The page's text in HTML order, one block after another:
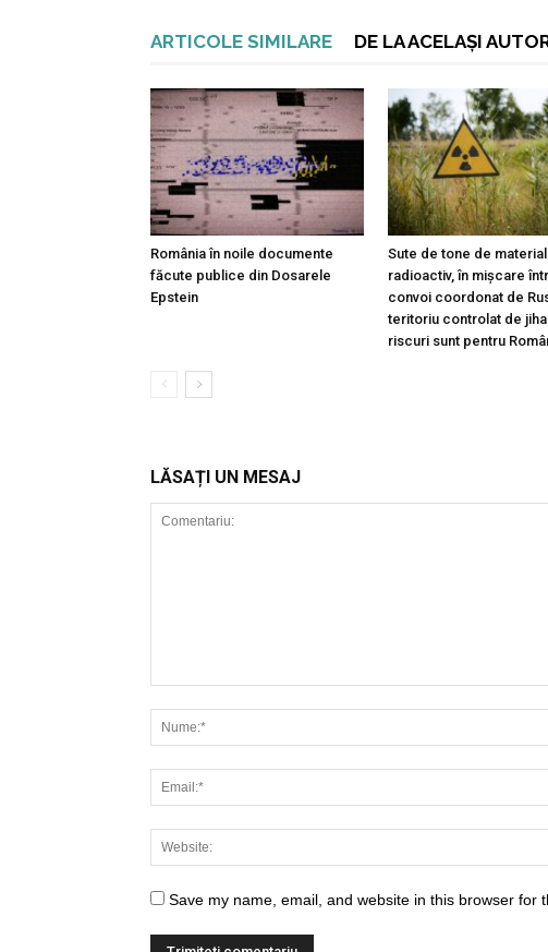
ARTICOLE SIMILARE DE LA ACELAȘI
România în noile documente
făcute publice din Dosarele
Epstein
Sute de tone de material
radioactiv, în mișcare
convoi coordonat de
teritoriu controlat de
riscuri sunt pentru
LĂSAȚI UN MESAJ
Save my name, email, and website in this browser for